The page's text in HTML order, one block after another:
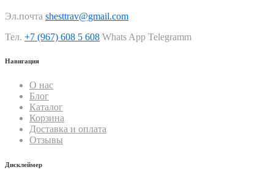
Эл.почта shesttrav@gmail.com
Тел. +7 (967) 608 5 608 Whats App Telegramm
Навигация
О нас
Блог
Каталог
Корзина
Доставка и оплата
Отзывы
Дисклеймер